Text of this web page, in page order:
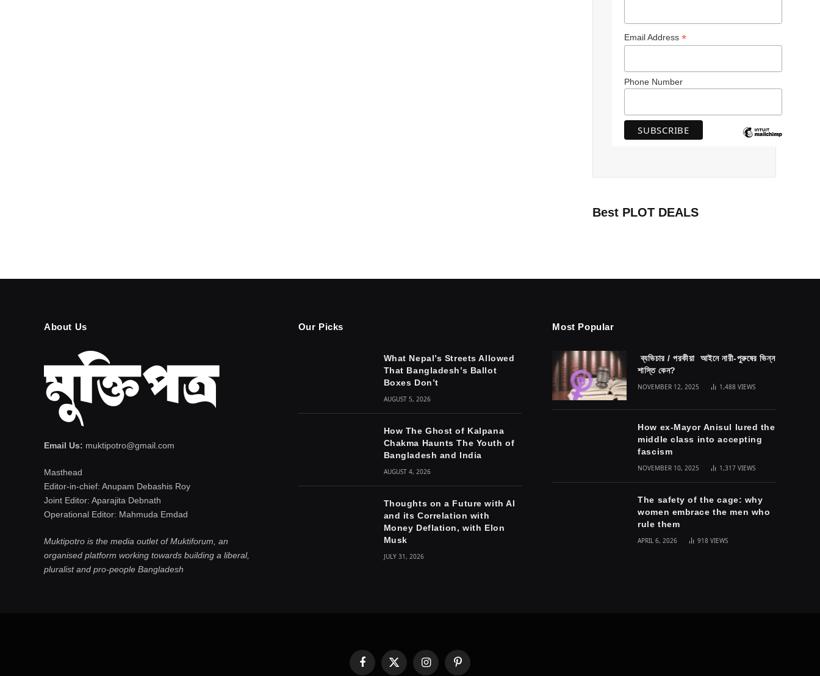
Email Address*
Phone Number
Best PLOT DEALS
About Us
Email Us: muktipotro@gmail.com
Masthead
Editor-in-chief: Anupam Debashis Roy
Joint Editor: Aparajita Debnath
Operational Editor: Mahmuda Emdad
Muktipotro is the media outlet of Muktiforum, an
organised platform working towards building a liberal,
pluralist and pro-people Bangladesh
Our Picks
What Nepal’s Streets Allowed
That Bangladesh’s Ballot
Boxes Don’t
AUGUST 5, 2026
How The Ghost of Kalpana
Chakma Haunts The Youth of
Bangladesh and India
AUGUST 4, 2026
Thoughts on a Future with AI
and its Correlation with
Money Deflation, with Elon
Musk
JULY 31, 2026
Most Popular
ব্যভিচার / পরকীয়া আইনে নারী-পুরুষের ভিন্ন
শাস্তি কেন?
NOVEMBER 12, 2025 1,488VIEWS
How ex-Mayor Anisul lured the
middle class into accepting
fascism
NOVEMBER 10, 2025 1,317VIEWS
The safety of the cage: why
women embrace the men who
rule them
APRIL 6, 2026 918VIEWS
FacebookX
InstagramPinterest